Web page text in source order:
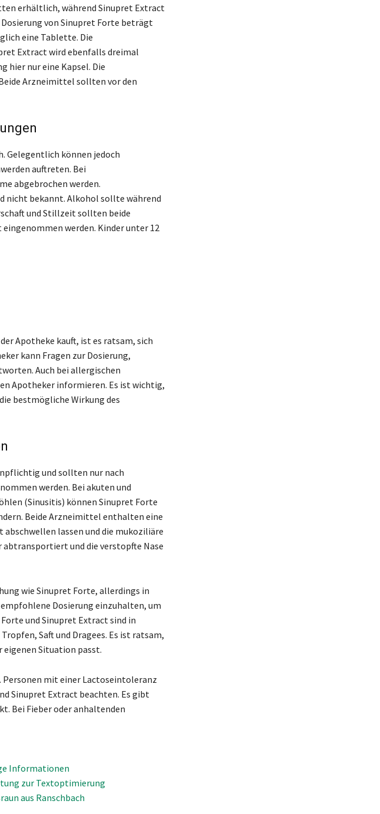
erhältlich, während Sinupret Extract
von Sinupret Forte beträgt
eine Tablette. Die
Extract wird ebenfalls dreimal
hier nur eine Kapsel. Die
Arzneimittel sollten vor den
Gelegentlich können jedoch
auftreten. Bei
abgebrochen werden.
nicht bekannt. Alkohol sollte während
und Stillzeit sollten beide
werden. Kinder unter 12
Apotheke kauft, ist es ratsam, sich
kann Fragen zur Dosierung,
Auch bei allergischen
Apotheker informieren. Es ist wichtig,
bestmögliche Wirkung des
und sollten nur nach
werden. Bei akuten und
(Sinusitis) können Sinupret Forte
Beide Arzneimittel enthalten eine
lassen und die mukoziliäre
abtransportiert und die verstopfte Nase
wie Sinupret Forte, allerdings in
Dosierung einzuhalten, um
und Sinupret Extract sind in
Saft und Dragees. Es ist ratsam,
eigenen Situation passt.
mit einer Lactoseintoleranz
Sinupret Extract beachten. Es gibt
Bei Fieber oder anhaltenden
Informationen
zur Textoptimierung
aus Ranschbach